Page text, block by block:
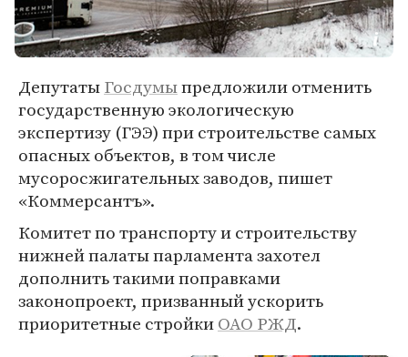
ДепутатыГосдумыпредложили отменить
государственную экологическую
экспертизу (ГЭЭ) при строительстве самых
опасных объектов, в том числе
мусоросжигательных заводов, пишет
«Коммерсантъ».
Комитет по транспорту и строительству
нижней палаты парламента захотел
дополнить такими поправками
законопроект, призванный ускорить
приоритетные стройкиОАО РЖД.